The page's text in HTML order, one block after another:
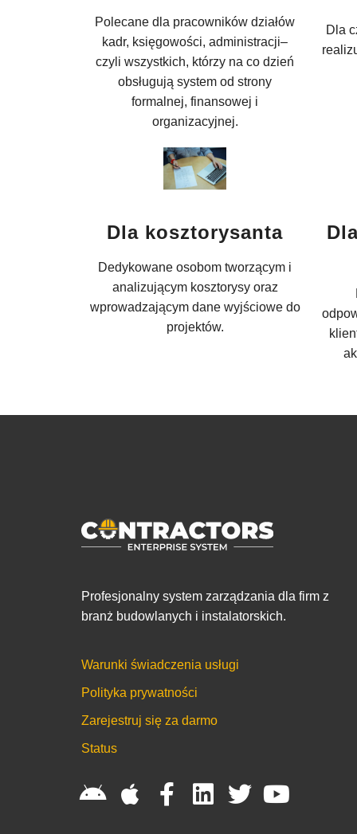
Polecane dla pracowników działów
kadr, księgowości, administracji–
czyli wszystkich, którzy na co dzień
obsługują system od strony
formalnej, finansowej i
organizacyjnej.
Dla
Dla kosztorysanta
Dedykowane osobom tworzącym i
analizującym kosztorysy oraz
wprowadzającym dane wyjściowe do
projektów.
Profesjonalny system zarządzania dla firm z
branż budowlanych i instalatorskich.
Warunki świadczenia usługi
Polityka prywatności
Zarejestruj się za darmo
Status